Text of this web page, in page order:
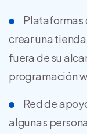
Plataformas
crear una
fuera de su
programación
Red de
algunas